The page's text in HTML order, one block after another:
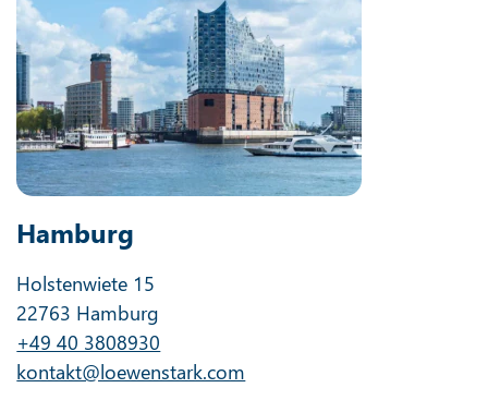
Hamburg
Holstenwiete 15
22763 Hamburg
+49 40 3808930
kontakt@loewenstark.com